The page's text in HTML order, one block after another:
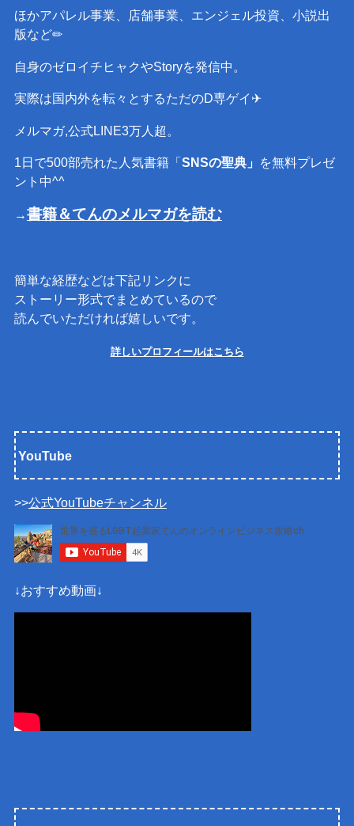
ほかアパレル事業、店舗事業、エンジェル投資、小説出
版など✏︎
自身のゼロイチヒャクやStoryを発信中。
実際は国内外を転々とするただのD専ゲイ✈︎
メルマガ,公式LINE3万人超。
1日で500部売れた人気書籍「SNSの聖典」
を無料プレゼ
ント中^^
→書籍＆てんのメルマガを読む
簡単な経歴などは下記リンクに
ストーリー形式でまとめているので
読んでいただければ嬉しいです。
詳しいプロフィールはこちら
YouTube
>>公式YouTubeチャンネル
↓おすすめ動画↓